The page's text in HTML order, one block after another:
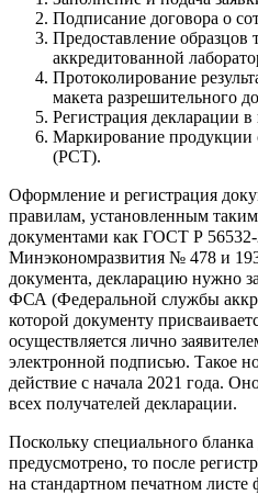
Подписание договора о
Предоставление образцов
аккредитованной
Протоколирование
макета разрешительного
Регистрация декларации в
Маркирование продукции
(РСТ).
Оформление и регистрация
правилам, установленным
документами как ГОСТ Р
Минэкономразвития № 478 и
документа, декларацию нужно
ФСА (Федеральной службы
которой документу
осуществляется лично
электронной подписью. Такое
действие с начала 2021 года.
всех получателей декларации.
Поскольку специального
предусмотрено, то после
на стандартном печатном листе